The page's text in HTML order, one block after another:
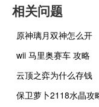
相关问题
原神璃月双神怎么开
wii 马里奥赛车 攻略
云顶之弈为什么存钱
保卫萝卜2118水晶攻